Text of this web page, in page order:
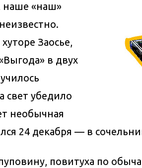
наше «наш»
Заосье,
в двух
свет убедило
необычная
24 декабря — в
повитуха по